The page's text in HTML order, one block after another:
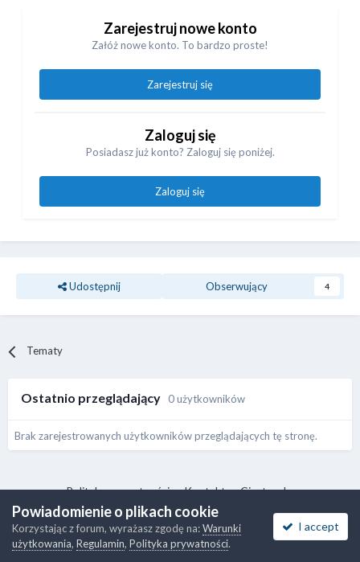
Zarejestruj nowe konto
Załóż nowe konto. To bardzo proste!
Zarejestruj się
Zaloguj się
Posiadasz już konto? Zaloguj się poniżej.
Zaloguj się
Udostępnij Obserwujący 4
Tematy
Ostatnio przeglądający 0 użytkowników
Brak zarejestrowanych użytkowników przeglądających tę stronę.
Polityka prywatności Kontakt Ciasteczka
ⓒ 2017-2026 RootNode Team
Powered by Invision Community
Powiadomienie o plikach cookie
Korzystając z forum, wyrażasz zgodę na:Warunki
użytkowania, Regulamin, Polityka prywatności.
I accept